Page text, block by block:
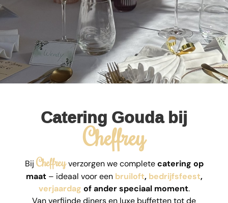
Catering Gouda bij
Cheffrey
Bij Cheffreyverzorgen we completecatering op
maat– ideaal voor een bruiloft, bedrijfsfeest,
verjaardag of ander speciaal moment.
Van verfijnde diners en luxe buffetten tot de